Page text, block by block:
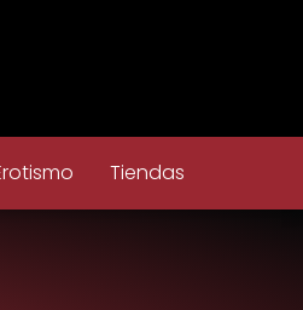
Tiendas